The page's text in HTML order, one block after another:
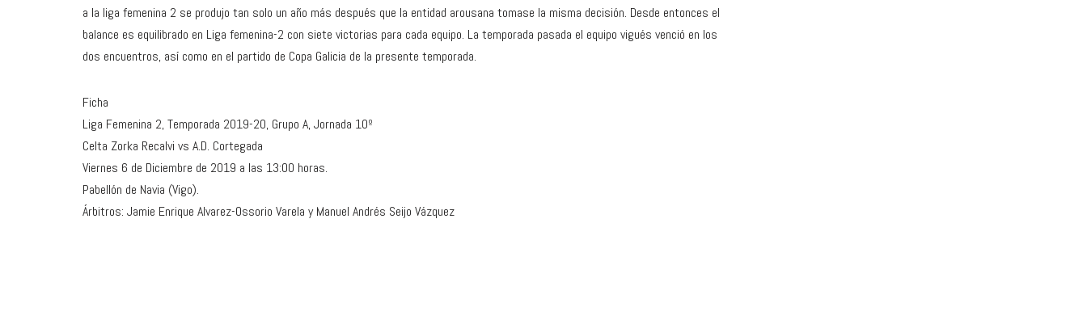
a la liga femenina 2 se produjo tan solo un año más después que la entidad arousana tomase la misma decisión. Desde entonces el
balance es equilibrado en Liga femenina-2 con siete victorias para cada equipo. La temporada pasada el equipo vigués venció en los
dos encuentros, así como en el partido de Copa Galicia de la presente temporada.
Ficha
Liga Femenina 2, Temporada 2019-20, Grupo A, Jornada 10º
Celta Zorka Recalvi vs A.D. Cortegada
Viernes 6 de Diciembre de 2019 a las 13:00 horas.
Pabellón de Navia (Vigo).
Árbitros: Jamie Enrique Alvarez-Ossorio Varela y Manuel Andrés Seijo Vázquez